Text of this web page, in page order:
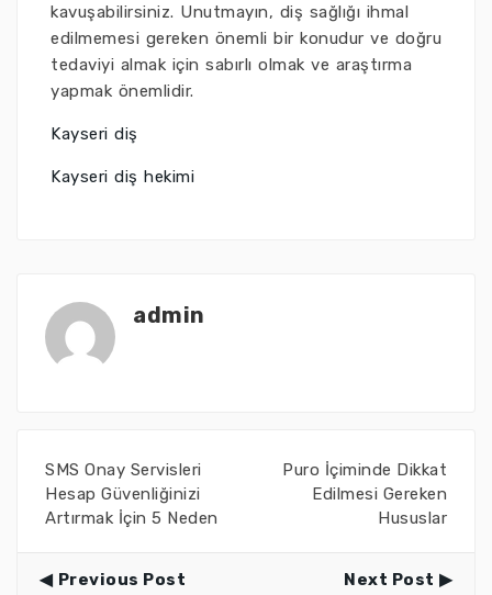
kavuşabilirsiniz. Unutmayın, diş sağlığı ihmal
edilmemesi gereken önemli bir konudur ve doğru
tedaviyi almak için sabırlı olmak ve araştırma
yapmak önemlidir.
Kayseri diş
Kayseri diş hekimi
admin
SMS Onay Servisleri
Hesap Güvenliğinizi
Artırmak İçin 5 Neden
Puro İçiminde Dikkat
Edilmesi Gereken
Hususlar
Previous Post Next Post